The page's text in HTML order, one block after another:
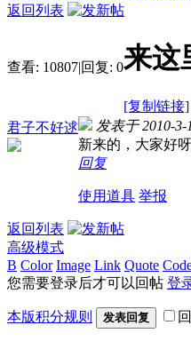
返回列表
查看: 10807|回复: 0来这
[复制链接]
君子不好逑
发表于 2010-3-
新来的，大家好
回复
使用道具 举报
返回列表
高级模式
B Color Image Link Quote
您需要登录后才可以回帖 登
本版积分规则 发表回复